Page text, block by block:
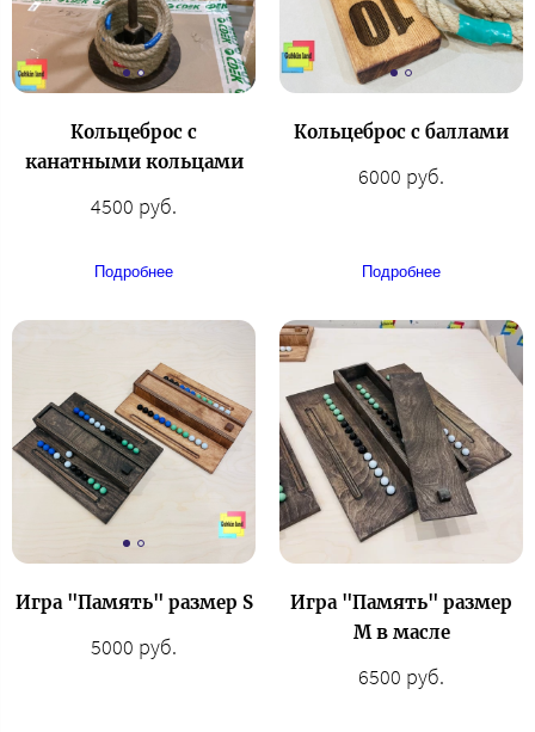
Кольцеброс с
канатными кольцами
4500 руб.
Подробнее
Кольцеброс с баллами
6000 руб.
Подробнее
Игра "Память" размер S
5000 руб.
Игра "Память" размер
М в масле
6500 руб.